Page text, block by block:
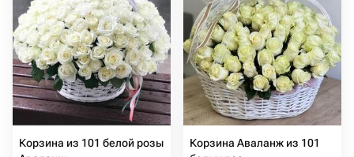
Корзина из 101 белой розы
Корзина Аваланж из 101